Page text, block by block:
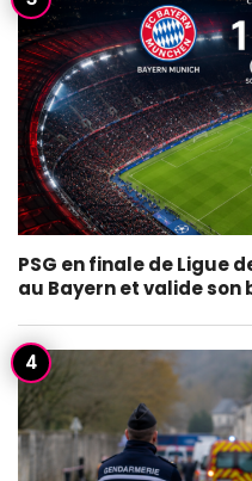
PSG en finale de Ligue
au Bayern et valide son